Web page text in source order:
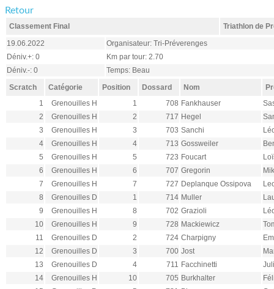
Retour
Classement Final
Triathlon de
19.06.2022
Organisateur: Tri-Préverenges
Déniv.+: 0
Km par tour: 2.70
Déniv.-: 0
Temps: Beau
Scratch
Catégorie Position Dossard Nom
1
Grenouilles H 1 708 Fankhauser
2
Grenouilles H 2 717 Hegel
3
Grenouilles H 3 703 Sanchi
4
Grenouilles H 4 713 Gossweiler
5
Grenouilles H 5 723 Foucart
6
Grenouilles H 6 707 Gregorin
7
Grenouilles H 7 727 Deplanque Ossipova
8
Grenouilles D 1 714 Muller
9
Grenouilles H 8 702 Grazioli
10
Grenouilles H 9 728 Mackiewicz
11
Grenouilles D 2 724 Charpigny
12
Grenouilles D 3 700 Jost
13
Grenouilles D 4 711 Facchinetti
14
Grenouilles H 10 705 Burkhalter